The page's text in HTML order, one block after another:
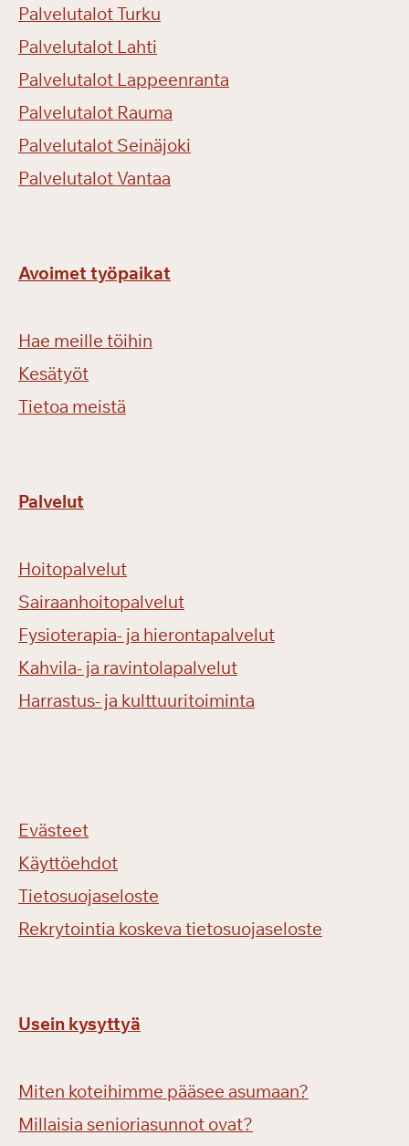
Palvelutalot Turku
Palvelutalot Lahti
Palvelutalot Lappeenranta
Palvelutalot Rauma
Palvelutalot Seinäjoki
Palvelutalot Vantaa
Avoimet työpaikat
Hae meille töihin
Kesätyöt
Tietoa meistä
Palvelut
Hoitopalvelut
Sairaanhoitopalvelut
Fysioterapia- ja hierontapalvelut
Kahvila- ja ravintolapalvelut
Harrastus- ja kulttuuritoiminta
Evästeet
Käyttöehdot
Tietosuojaseloste
Rekrytointia koskeva tietosuojaseloste
Usein kysyttyä
Miten koteihimme pääsee asumaan?
Millaisia senioriasunnot ovat?